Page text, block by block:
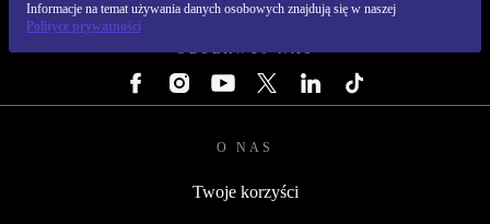
Informacje na temat używania danych osobowych znajdują się w naszej
Polityce prywatności
OBSERWUJ NAS
O NAS
Twoje korzyści